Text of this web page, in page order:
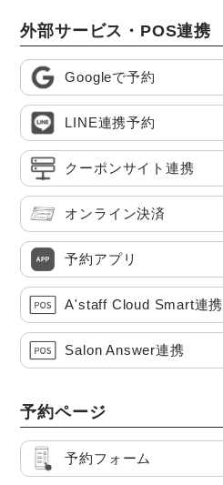
外部サービス・POS連携
Googleで予約
LINE連携予約
クーポンサイト連携
オンライン決済
予約アプリ
A'staff Cloud Smart連携
Salon Answer連携
予約ページ
予約フォーム